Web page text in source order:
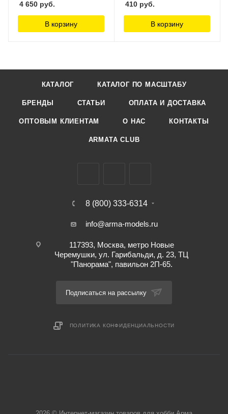
4 650 руб.
В корзину
410 руб.
В корзину
КАТАЛОГ КАТАЛОГ ПО МАСШТАБУ
БРЕНДЫ СТАТЬИ ОПЛАТА И ДОСТАВКА
ОПТОВЫМ КЛИЕНТАМ О НАС КОНТАКТЫ
ARMATA CLUB
8 (800) 333-6314
info@arma-models.ru
117393, Москва, метро Новые
Черемушки, ул. Гарибальди, д. 23, ТЦ
"Панорама", павильон 2П-65.
Подписаться на рассылку
ПОЛИТИКА КОНФИДЕНЦИАЛЬНОСТИ